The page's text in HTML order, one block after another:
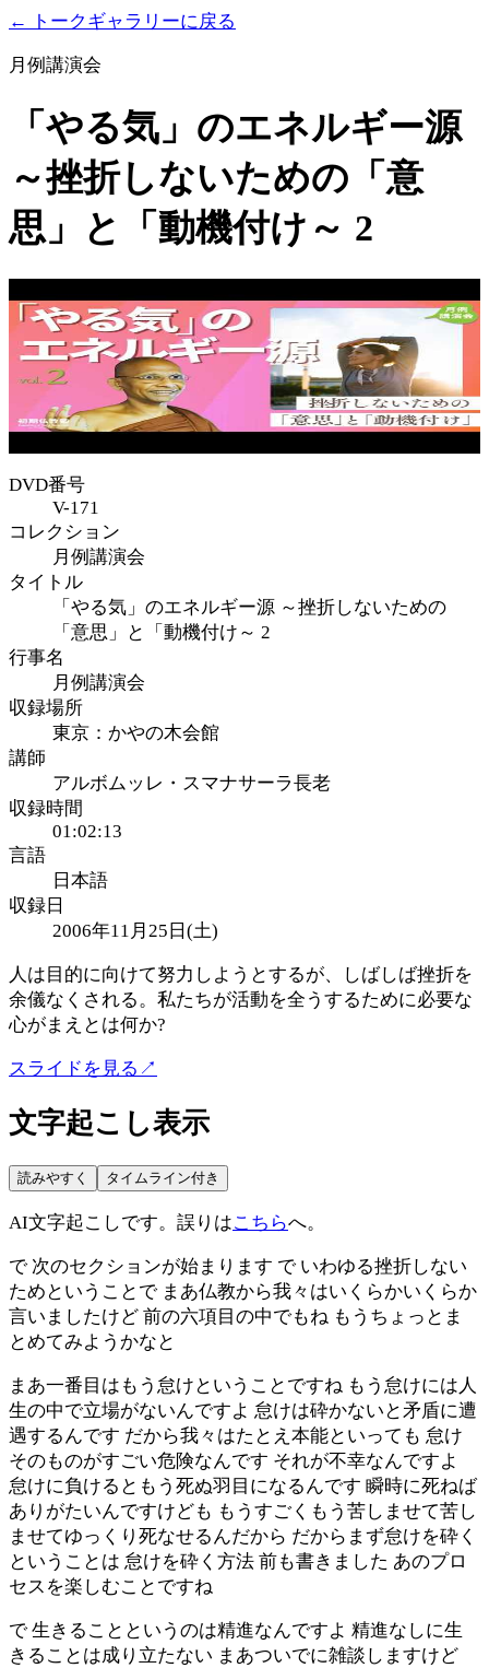
← トークギャラリーに戻る
月例講演会
「やる気」のエネルギー源
～挫折しないための「意
思」と「動機付け～ 2
DVD番号
V-171
コレクション
月例講演会
タイトル
「やる気」のエネルギー源 ～挫折しないための
「意思」と「動機付け～ 2
行事名
月例講演会
収録場所
東京：かやの木会館
講師
アルボムッレ・スマナサーラ長老
収録時間
01:02:13
言語
日本語
収録日
2006年11月25日(土)
人は目的に向けて努力しようとするが、しばしば挫折を
余儀なくされる。私たちが活動を全うするために必要な
心がまえとは何か?
スライドを見る ↗
文字起こし表示
読みやすく タイムライン付き
AI文字起こしです。誤りはこちらへ。
で 次のセクションが始まります で いわゆる挫折しない
ためということで まあ仏教から我々はいくらかいくらか
言いましたけど 前の六項目の中でもね もうちょっとま
とめてみようかなと
まあ一番目はもう怠けということですね もう怠けには人
生の中で立場がないんですよ 怠けは砕かないと矛盾に遭
遇するんです だから我々はたとえ本能といっても 怠け
そのものがすごい危険なんです それが不幸なんですよ
怠けに負けるともう死ぬ羽目になるんです 瞬時に死ねば
ありがたいんですけども もうすごくもう苦しませて苦し
ませてゆっくり死なせるんだから だからまず怠けを砕く
ということは 怠けを砕く方法 前も書きました あのプロ
セスを楽しむことですね
で 生きることというのは精進なんですよ 精進なしに生
きることは成り立たない まあついでに雑談しますけど